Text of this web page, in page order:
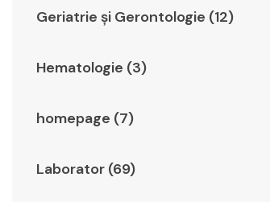
Geriatrie şi Gerontologie (12)
Hematologie (3)
homepage (7)
Laborator (69)